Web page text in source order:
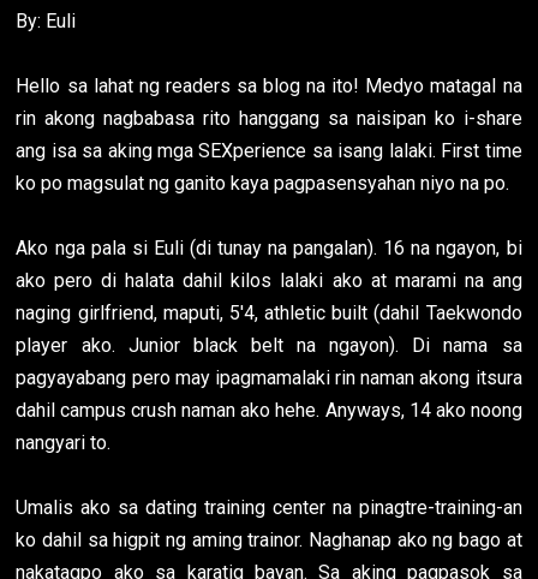
By: Euli
Hello sa lahat ng readers sa blog na ito! Medyo matagal na
rin akong nagbabasa rito hanggang sa naisipan ko i-share
ang isa sa aking mga SEXperience sa isang lalaki. First time
ko po magsulat ng ganito kaya pagpasensyahan niyo na po.
Ako nga pala si Euli (di tunay na pangalan). 16 na ngayon, bi
ako pero di halata dahil kilos lalaki ako at marami na ang
naging girlfriend, maputi, 5'4, athletic built (dahil Taekwondo
player ako. Junior black belt na ngayon). Di nama sa
pagyayabang pero may ipagmamalaki rin naman akong itsura
dahil campus crush naman ako hehe. Anyways, 14 ako noong
nangyari to.
Umalis ako sa dating training center na pinagtre-training-an
ko dahil sa higpit ng aming trainor. Naghanap ako ng bago at
nakatagpo ako sa karatig bayan. Sa aking pagpasok sa